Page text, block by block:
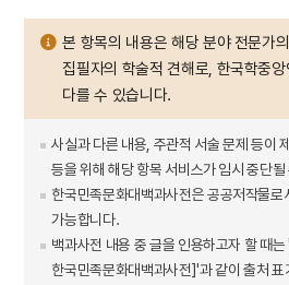
본 항목의 내용은 해당 분야 전문가
집필자의 학술적 견해로, 한국학중
다를 수 있습니다.
사실과 다른 내용, 주관적 서술 문제 등이
등을 위해 해당 항목 서비스가 임시 중단
한국민족문화대백과사전은 공공저작물로
가능합니다.
백과사전 내용 중 글을 인용하고자 할 때
한국민족문화대백과사전]'과 같이 출처 표